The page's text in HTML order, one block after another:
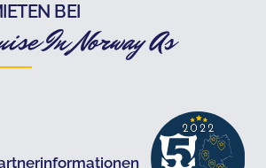
BEI
In Norway As